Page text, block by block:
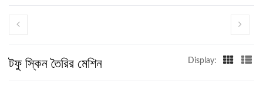
টফু স্কিন তৈরির মেশিন Display: